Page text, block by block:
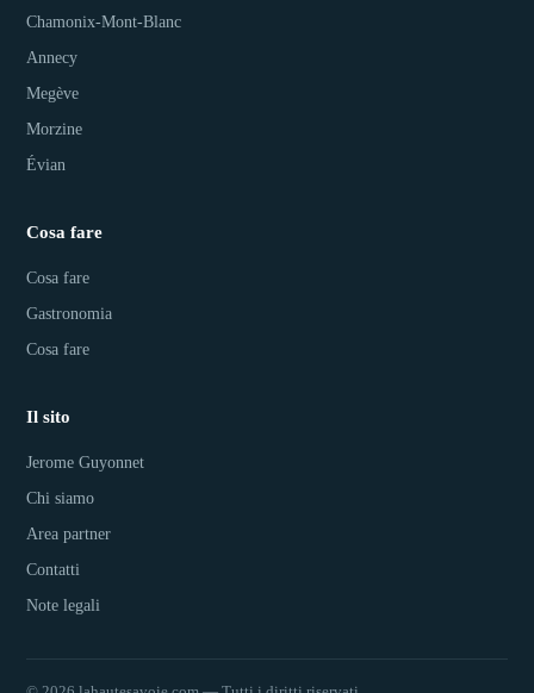
Chamonix-Mont-Blanc
Annecy
Megève
Morzine
Évian
Cosa fare
Cosa fare
Gastronomia
Cosa fare
Il sito
Jerome Guyonnet
Chi siamo
Area partner
Contatti
Note legali